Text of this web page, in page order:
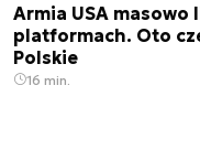
Armia USA
platformach. Oto
Polskie
16 min.